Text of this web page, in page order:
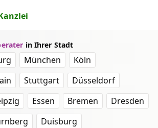
in Ihrer Stadt
München
Köln
Stuttgart
Düsseldorf
Essen Bremen
Dresden
Duisburg